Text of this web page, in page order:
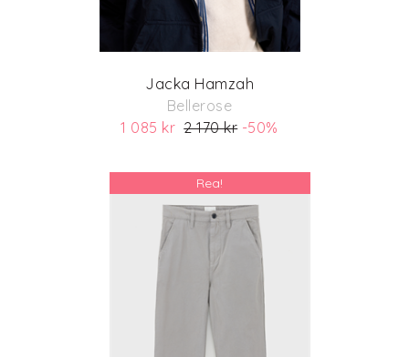
Jacka Hamzah
Bellerose
1 085 kr2 170 kr-50%
Rea!